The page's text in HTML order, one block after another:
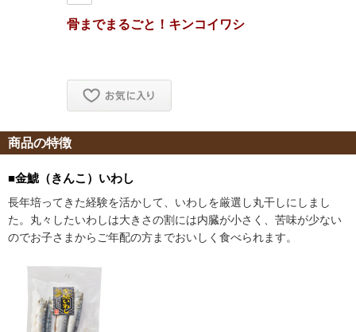
商品の特徴
■金鯱（きんこ）いわし
長年培ってきた経験を活かして、いわしを厳選し丸干しにしまし
た。丸々したいわしは大きさの割には内臓が小さく、苦味が少ない
のでお子さまからご年配の方までおいしく食べられます。